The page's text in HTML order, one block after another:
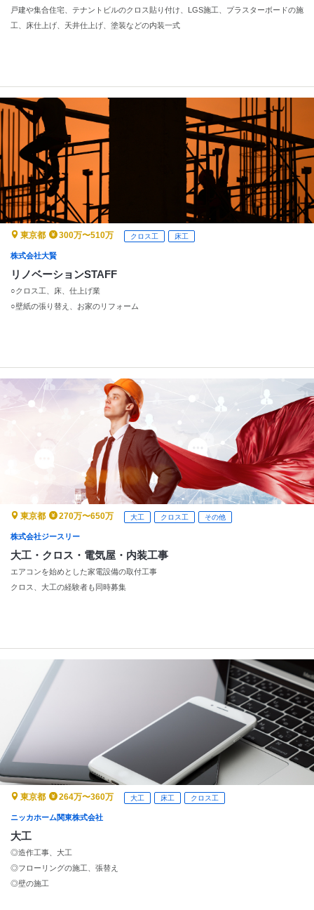
戸建や集合住宅、テナントビルのクロス貼り付け、LGS施工、プラスターボードの施
工、床仕上げ、天井仕上げ、塗装などの内装一式
東京都 300万〜510万 クロス工 床工
株式会社大賢
リノベーションSTAFF
○クロス工、床、仕上げ業
○壁紙の張り替え、お家のリフォーム
東京都 270万〜650万 大工 クロス工 その他
株式会社ジースリー
大工・クロス・電気屋・内装工事
エアコンを始めとした家電設備の取付工事
クロス、大工の経験者も同時募集
東京都 264万〜360万 大工 床工 クロス工
ニッカホーム関東株式会社
大工
◎造作工事、大工
◎フローリングの施工、張替え
◎壁の施工